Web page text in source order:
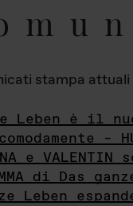
stampa attuali
Leben è il
–
e
di Das
Leben